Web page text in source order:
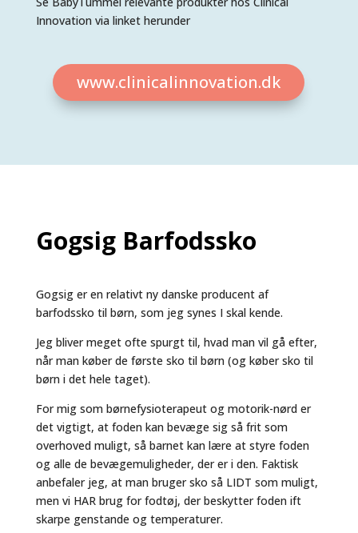
Innovation via linket herunder
www.clinicalinnovation.dk
Gogsig Barfodssko
Gogsig er en relativt ny danske producent af
barfodssko til børn, som jeg synes I skal kende.
Jeg bliver meget ofte spurgt til, hvad man vil gå efter,
når man køber de første sko til børn (og køber sko til
børn i det hele taget).
For mig som børnefysioterapeut og motorik-nørd er
det vigtigt, at foden kan bevæge sig så frit som
overhoved muligt, så barnet kan lære at styre foden
og alle de bevægemuligheder, der er i den. Faktisk
anbefaler jeg, at man bruger sko så LIDT som muligt,
men vi HAR brug for fodtøj, der beskytter foden ift
skarpe genstande og temperaturer.